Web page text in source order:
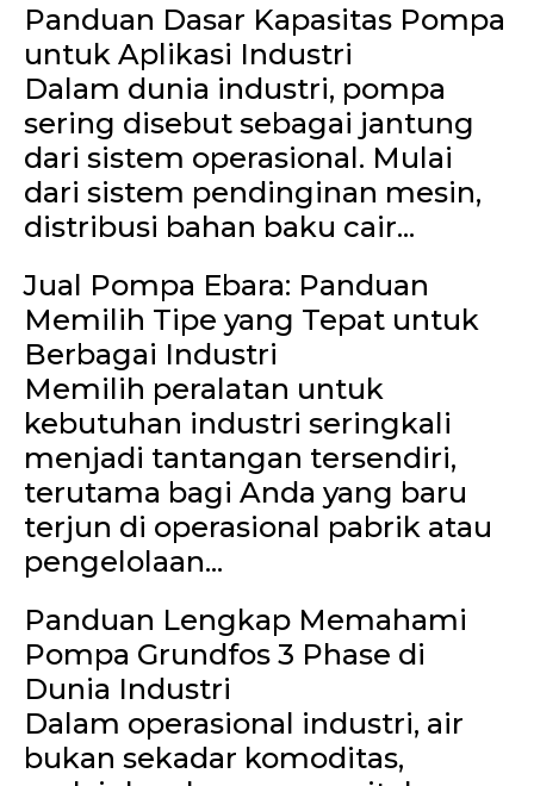
Panduan Dasar Kapasitas Pompa
untuk Aplikasi Industri
Dalam dunia industri, pompa
sering disebut sebagai jantung
dari sistem operasional. Mulai
dari sistem pendinginan mesin,
distribusi bahan baku cair...
Jual Pompa Ebara: Panduan
Memilih Tipe yang Tepat untuk
Berbagai Industri
Memilih peralatan untuk
kebutuhan industri seringkali
menjadi tantangan tersendiri,
terutama bagi Anda yang baru
terjun di operasional pabrik atau
pengelolaan...
Panduan Lengkap Memahami
Pompa Grundfos 3 Phase di
Dunia Industri
Dalam operasional industri, air
bukan sekadar komoditas,